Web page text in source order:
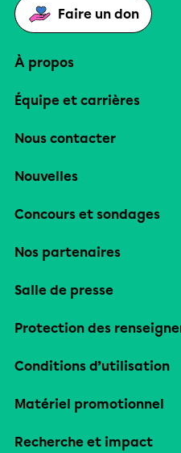
Faire un don
À propos
Équipe et carrières
Nous contacter
Nouvelles
Concours et sondages
Nos partenaires
Salle de presse
Protection des
Conditions d’utilisation
Matériel promotionnel
Recherche et impact